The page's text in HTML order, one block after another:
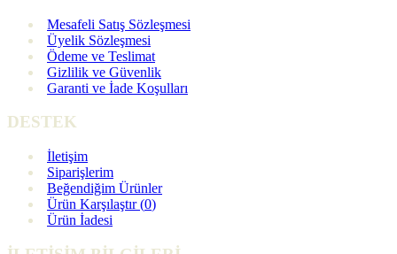
Mesafeli Satış Sözleşmesi
Üyelik Sözleşmesi
Ödeme ve Teslimat
Gizlilik ve Güvenlik
Garanti ve İade Koşulları
DESTEK
İletişim
Siparişlerim
Beğendiğim Ürünler
Ürün Karşılaştır (0)
Ürün İadesi